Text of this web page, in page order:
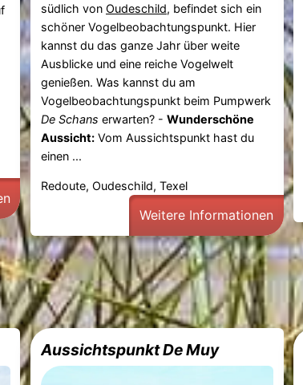
südlich von Oudeschild, befindet sich ein
schöner Vogelbeobachtungspunkt. Hier
kannst du das ganze Jahr über weite
Ausblicke und eine reiche Vogelwelt
genießen. Was kannst du am
Vogelbeobachtungspunkt beim Pumpwerk
De Schans erwarten? - Wunderschöne
Aussicht:Vom Aussichtspunkt hast du
einen ...
Redoute, Oudeschild, Texel
Weitere Informationen
Aussichtspunkt De Muy